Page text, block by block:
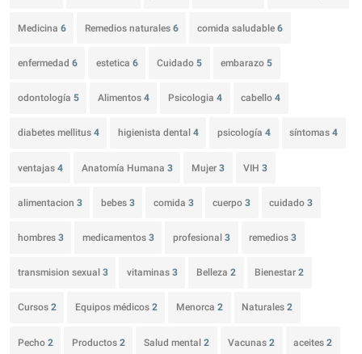
Medicina 6 Remedios naturales 6 comida saludable 6
enfermedad 6 estetica 6 Cuidado 5 embarazo 5
odontología 5 Alimentos 4 Psicologia 4 cabello4
diabetes mellitus 4 higienista dental 4 psicología 4 síntomas4
ventajas 4 Anatomía Humana 3 Mujer 3 VIH3
alimentacion 3 bebes 3 comida 3 cuerpo3 cuidado3
hombres 3 medicamentos 3 profesional 3 remedios3
transmision sexual 3 vitaminas 3 Belleza 2 Bienestar2
Cursos 2 Equipos médicos 2 Menorca 2 Naturales2
Pecho 2 Productos 2 Salud mental 2 Vacunas2 aceites2